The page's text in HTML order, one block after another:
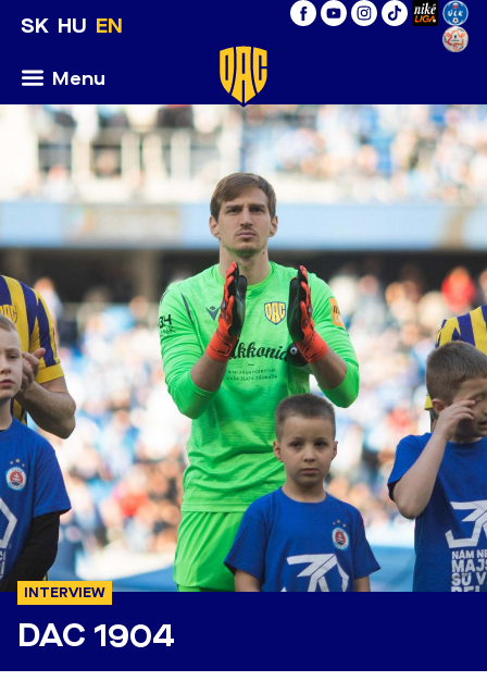
SK HU EN
Menu
INTERVIEW
DAC 1904